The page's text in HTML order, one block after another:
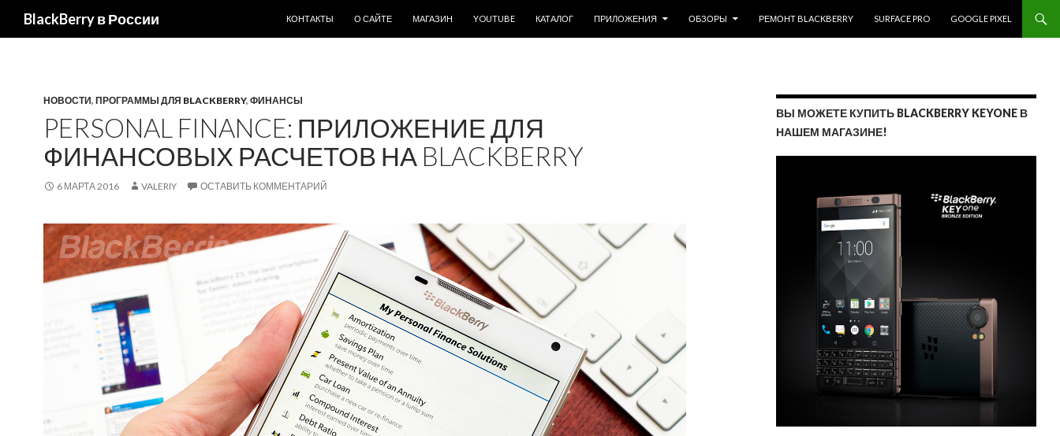
BlackBerry в России
КОНТАКТЫ
О САЙТЕ МАГАЗИН YOUTUBE КАТАЛОГ ПРИЛОЖЕНИЯ ОБЗОРЫ РЕМОНТ BLACKBERRY SURFACE PRO GOOGLE PIXEL
НОВОСТИ, ПРОГРАММЫ ДЛЯ BLACKBERRY, ФИНАНСЫ
PERSONAL FINANCE: ПРИЛОЖЕНИЕ ДЛЯ
ФИНАНСОВЫХ РАСЧЕТОВ НА BLACKBERRY
6 МАРТА 2016 VALERIY ОСТАВИТЬ КОММЕНТАРИЙ
ВЫ МОЖЕТЕ КУПИТЬ BLACKBERRY KEYONE В
НАШЕМ МАГАЗИНЕ!